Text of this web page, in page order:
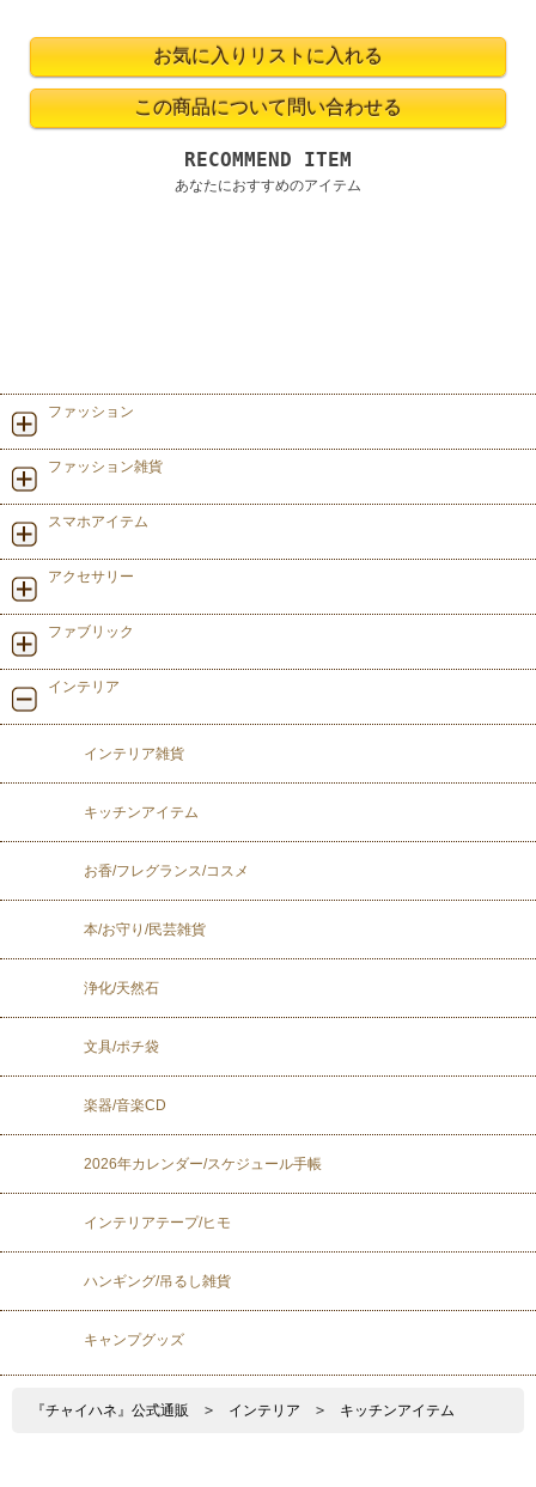
RECOMMEND ITEM
あなたにおすすめのアイテム
ファッション
ファッション雑貨
スマホアイテム
アクセサリー
ファブリック
インテリア
インテリア雑貨
キッチンアイテム
お香/フレグランス/コスメ
本/お守り/民芸雑貨
浄化/天然石
文具/ポチ袋
楽器/音楽CD
2026年カレンダー/スケジュール手帳
インテリアテープ/ヒモ
ハンギング/吊るし雑貨
キャンプグッズ
『チャイハネ』公式通販 > インテリア > キッチンアイテム